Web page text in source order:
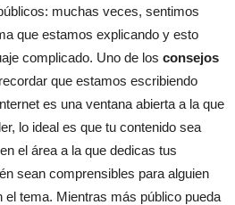
muchas veces, sentimos
que estamos explicando y esto
complicado. Uno de los consejos
que estamos escribiendo
es una ventana abierta a la que
lo ideal es que tu contenido sea
el área a la que dedicas tus
sean comprensibles para alguien
el tema. Mientras más público pueda